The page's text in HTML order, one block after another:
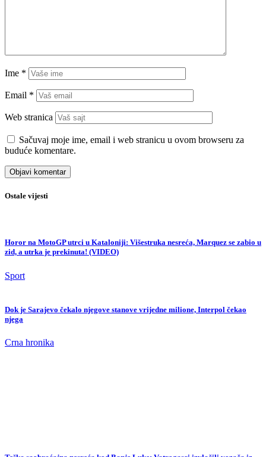
Ime *
Email *
Web stranica
Sačuvaj moje ime, email i web stranicu u ovom browseru za
buduće komentare.
Ostale vijesti
Horor na MotoGP utrci u Kataloniji: Višestruka nesreća, Marquez se zabio u
zid, a utrka je prekinuta! (VIDEO)
Sport
Dok je Sarajevo čekalo njegove stanove vrijedne milione, Interpol čekao
njega
Crna hronika